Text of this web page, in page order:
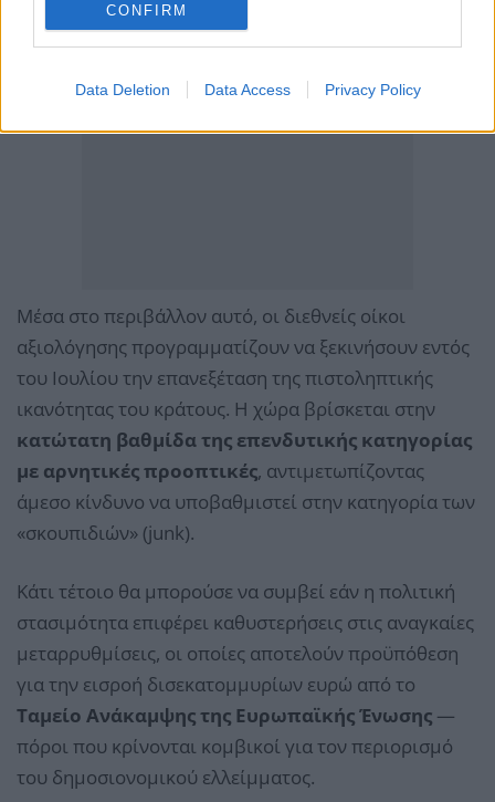
CONFIRM
Data Deletion Data Access Privacy Policy
Μέσα στο περιβάλλον αυτό, οι διεθνείς οίκοι
αξιολόγησης προγραμματίζουν να ξεκινήσουν εντός
του Ιουλίου την επανεξέταση της πιστοληπτικής
ικανότητας του κράτους. Η χώρα βρίσκεται στην
κατώτατη βαθμίδα της επενδυτικής κατηγορίας
με αρνητικές προοπτικές, αντιμετωπίζοντας
άμεσο κίνδυνο να υποβαθμιστεί στην κατηγορία των
«σκουπιδιών» (junk).
Κάτι τέτοιο θα μπορούσε να συμβεί εάν η πολιτική
στασιμότητα επιφέρει καθυστερήσεις στις αναγκαίες
μεταρρυθμίσεις, οι οποίες αποτελούν προϋπόθεση
για την εισροή δισεκατομμυρίων ευρώ από το
Ταμείο Ανάκαμψης της Ευρωπαϊκής Ένωσης —
πόροι που κρίνονται κομβικοί για τον περιορισμό
του δημοσιονομικού ελλείμματος.